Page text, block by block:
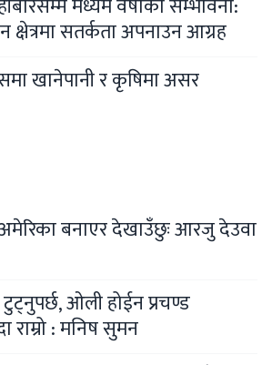
मध्यम वर्षाको सम्भावना:
क्षेत्रमा सतर्कता अपनाउन आग्रह
खानेपानी र कृषिमा असर
बनाएर देखाउँछुः आरजु देउवा
ओली होईन प्रचण्ड
राम्रो : मनिष सुमन